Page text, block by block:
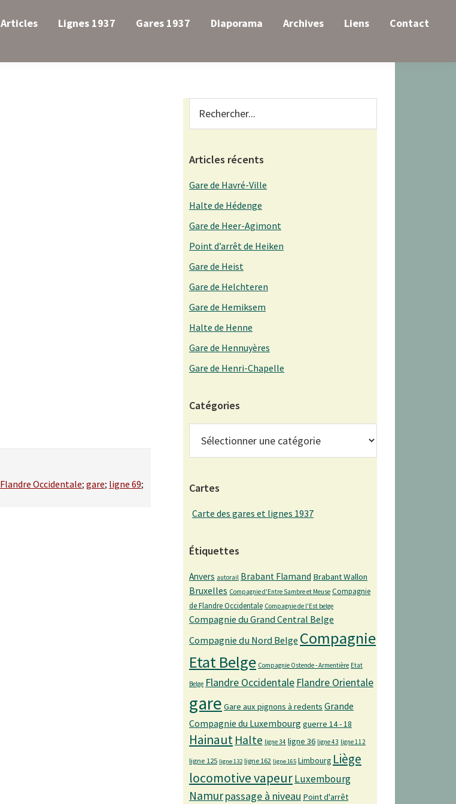
Articles Lignes 1937 Gares 1937 Diaporama Archives Liens Contact
Flandre Occidentale; gare; ligne 69;
Primary
Sidebar
Articles récents
Gare de Havré-Ville
Halte de Hédenge
Gare de Heer-Agimont
Point d’arrêt de Heiken
Gare de Heist
Gare de Helchteren
Gare de Hemiksem
Halte de Henne
Gare de Hennuyères
Gare de Henri-Chapelle
Catégories
Cartes
Carte des gares et lignes 1937
Étiquettes
Anvers autorail Brabant Flamand Brabant Wallon
Bruxelles Compagnie d'Entre Sambre et Meuse Compagnie
de Flandre Occidentale Compagnie de l'Est belge
Compagnie du Grand Central Belge
Compagnie du Nord Belge Compagnie
Etat Belge Compagnie Ostende - Armentière Etat
Belge Flandre Occidentale Flandre Orientale
gare Gare aux pignons à redents Grande
Compagnie du Luxembourg guerre 14 - 18
Hainaut Halte ligne 34 ligne 36 ligne 43 ligne 112
ligne 125 ligne 132 ligne 162 ligne 165 Limbourg Liège
locomotive vapeurLuxembourg
Namurpassage à niveau Point d'arrêt